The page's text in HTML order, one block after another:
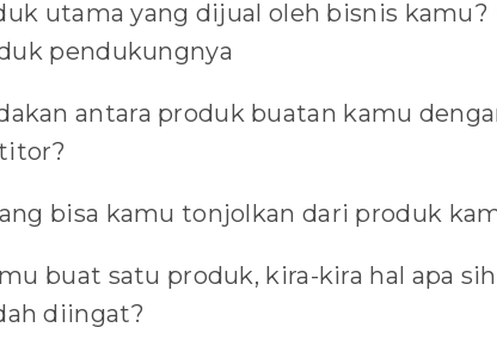
utama yang dijual oleh bisnis
pendukungnya
antara produk buatan kamu
bisa kamu tonjolkan dari produk
buat satu produk, kira-kira hal apa
diingat?